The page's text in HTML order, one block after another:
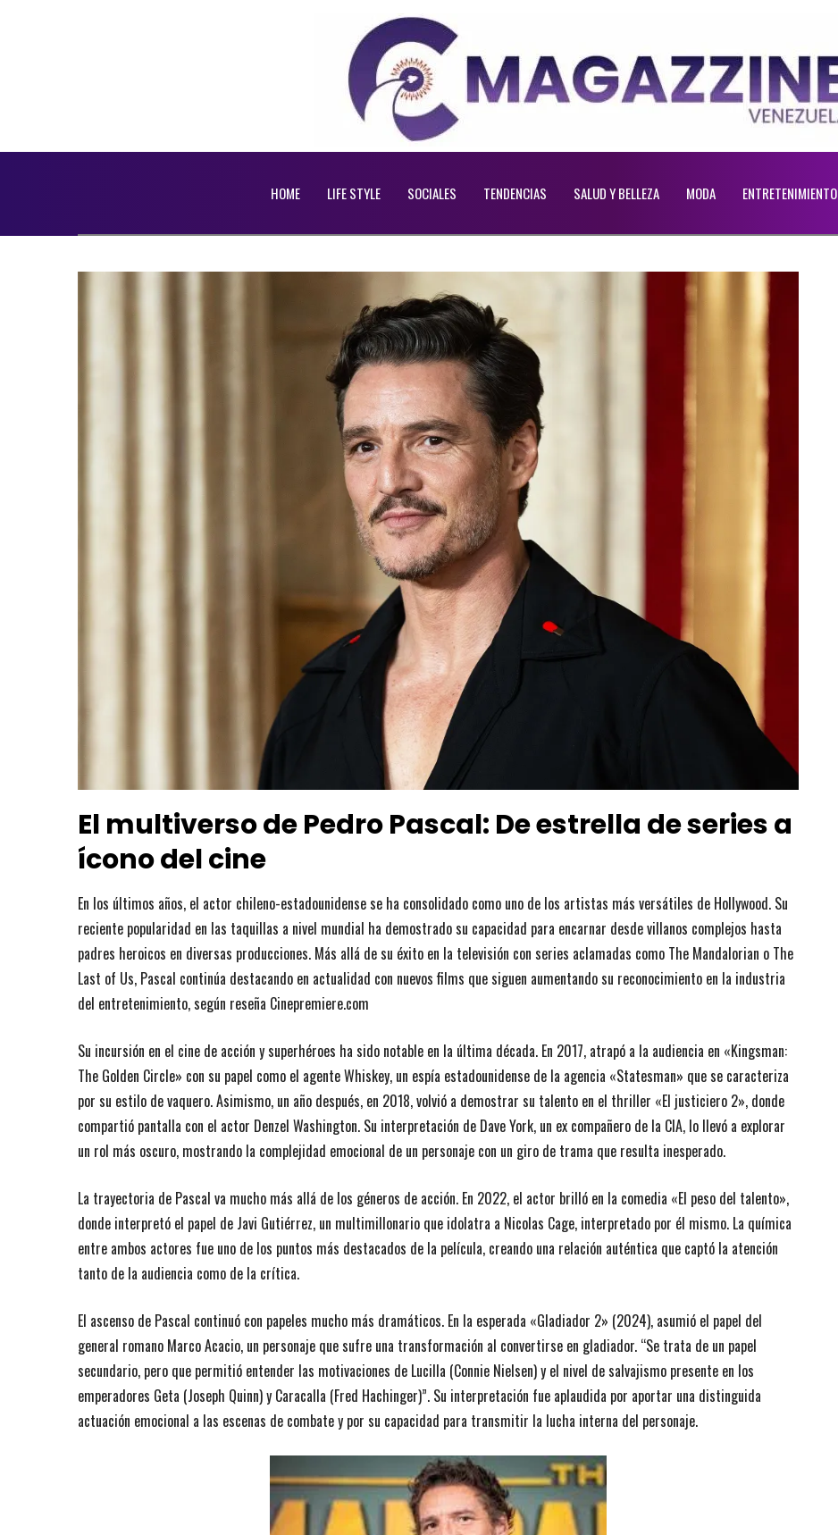
HOME LIFE STYLE SOCIALES TENDENCIAS SALUD Y BELLEZA MODA ENTRETENIMIENTO
El multiverso de Pedro Pascal: De estrella de series a
ícono del cine
En los últimos años, el actor chileno-estadounidense se ha consolidado como uno de los artistas más versátiles de Hollywood. Su
reciente popularidad en las taquillas a nivel mundial ha demostrado su capacidad para encarnar desde villanos complejos hasta
padres heroicos en diversas producciones. Más allá de su éxito en la televisión con series aclamadas como The Mandalorian o The
Last of Us, Pascal continúa destacando en actualidad con nuevos films que siguen aumentando su reconocimiento en la industria
del entretenimiento, según reseña Cinepremiere.com
Su incursión en el cine de acción y superhéroes ha sido notable en la última década. En 2017, atrapó a la audiencia en «Kingsman:
The Golden Circle» con su papel como el agente Whiskey, un espía estadounidense de la agencia «Statesman» que se caracteriza
por su estilo de vaquero. Asimismo, un año después, en 2018, volvió a demostrar su talento en el thriller «El justiciero 2», donde
compartió pantalla con el actor Denzel Washington. Su interpretación de Dave York, un ex compañero de la CIA, lo llevó a explorar
un rol más oscuro, mostrando la complejidad emocional de un personaje con un giro de trama que resulta inesperado.
La trayectoria de Pascal va mucho más allá de los géneros de acción. En 2022, el actor brilló en la comedia «El peso del talento»,
donde interpretó el papel de Javi Gutiérrez, un multimillonario que idolatra a Nicolas Cage, interpretado por él mismo. La química
entre ambos actores fue uno de los puntos más destacados de la película, creando una relación auténtica que captó la atención
tanto de la audiencia como de la crítica.
El ascenso de Pascal continuó con papeles mucho más dramáticos. En la esperada «Gladiador 2» (2024), asumió el papel del
general romano Marco Acacio, un personaje que sufre una transformación al convertirse en gladiador. “Se trata de un papel
secundario, pero que permitió entender las motivaciones de Lucilla (Connie Nielsen) y el nivel de salvajismo presente en los
emperadores Geta (Joseph Quinn) y Caracalla (Fred Hachinger)”. Su interpretación fue aplaudida por aportar una distinguida
actuación emocional a las escenas de combate y por su capacidad para transmitir la lucha interna del personaje.